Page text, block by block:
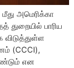
அமெரிக்கா
துறையில் பாரிய
(CCCI),
என